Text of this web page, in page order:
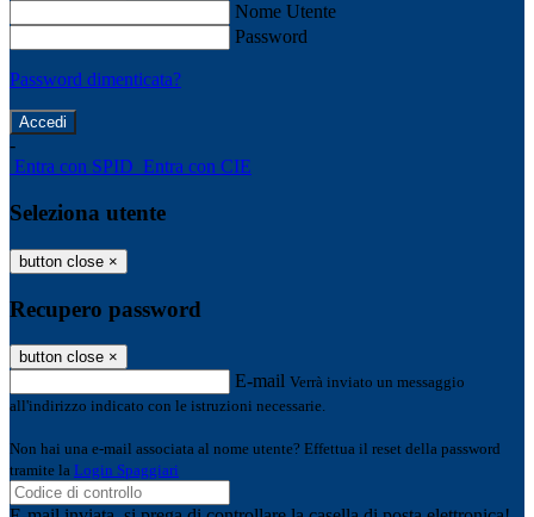
Nome Utente
Password
Password dimenticata?
-
Entra con SPID Entra con CIE
Seleziona utente
button close ×
Recupero password
button close ×
E-mail Verrà inviato un messaggio
all'indirizzo indicato con le istruzioni necessarie.
Non hai una e-mail associata al nome utente? Effettua il reset della password
tramite la Login Spaggiari